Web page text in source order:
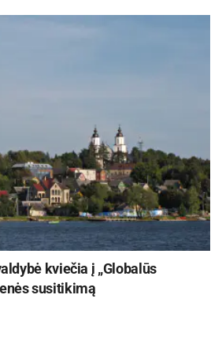
kviečia į „Globalūs
susitikimą